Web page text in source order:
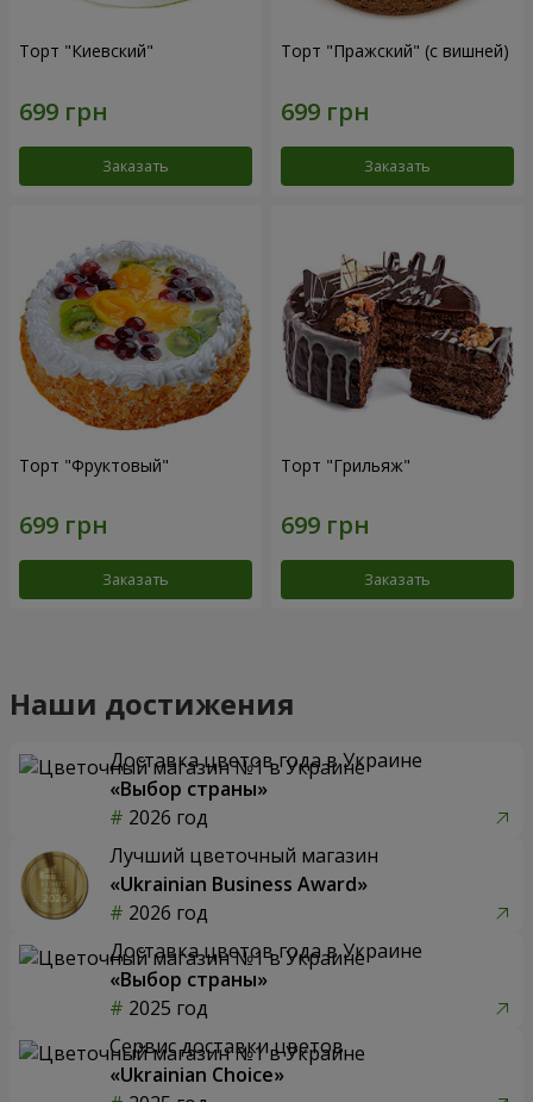
Торт "Киевский"
Заказать
Торт "Пражский" (с вишней)
Заказать
Торт "Фруктовый"
Заказать
Торт "Грильяж"
Заказать
Наши достижения
Доставка цветов года в Украине
«Выбор страны»
2026 год
Лучший цветочный магазин
«Ukrainian Business Award»
2026 год
Доставка цветов года в Украине
«Выбор страны»
2025 год
Сервис доставки цветов
«Ukrainian Choice»